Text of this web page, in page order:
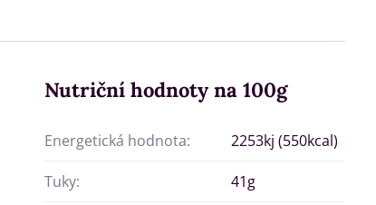
Nutriční hodnoty na 100g
Energetická hodnota: 2253kj (550kcal)
Tuky: 41g